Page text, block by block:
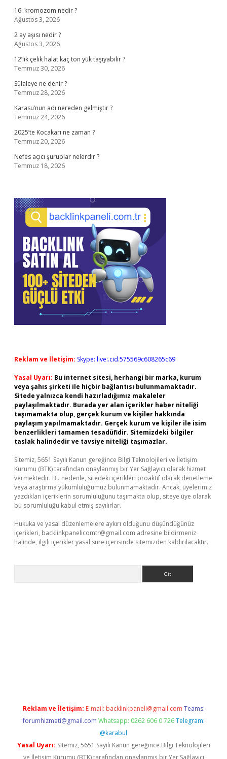
16. kromozom nedir ?
Ağustos 3, 2026
2 ay aşısı nedir ?
Ağustos 3, 2026
12’lik çelik halat kaç ton yük taşıyabilir ?
Temmuz 30, 2026
Sülaleye ne denir ?
Temmuz 28, 2026
Karasu’nun adı nereden gelmiştir ?
Temmuz 24, 2026
2025’te Kocakarı ne zaman ?
Temmuz 20, 2026
Nefes açıcı şuruplar nelerdir ?
Temmuz 18, 2026
Reklam ve İletişim: Skype: live:.cid.575569c608265c69
Yasal Uyarı: Bu internet sitesi, herhangi bir marka, kurum
veya şahıs şirketi ile hiçbir bağlantısı bulunmamaktadır.
Sitede yalnızca kendi hazırladığımız makaleler
paylaşılmaktadır. Burada yer alan içerikler haber niteliği
taşımamakta olup, gerçek kurum ve kişiler hakkında
paylaşım yapılmamaktadır. Gerçek kurum ve kişiler ile isim
benzerlikleri tamamen tesadüfidir. Sitemizdeki bilgiler
taslak halindedir ve tavsiye niteliği taşımazlar.
Sitemiz, 5651 Sayılı Kanun gereğince Bilgi Teknolojileri ve İletişim
Kurumu (BTK) tarafından onaylanmış bir Yer Sağlayıcı olarak hizmet
vermektedir. Bu nedenle, sitedeki içerikleri proaktif olarak denetleme
veya araştırma yükümlülüğümüz bulunmamaktadır. Ancak, üyelerimiz
yazdıkları içeriklerin sorumluluğunu taşımakta olup, siteye üye olarak
bu sorumluluğu kabul etmiş sayılırlar.
Hukuka ve yasal düzenlemelere aykırı olduğunu düşündüğünüz
içerikleri, backlinkpanelicomtr@gmail.com adresine bildirmeniz
halinde, ilgili içerikler yasal süre içerisinde sitemizden kaldırılacaktır.
Reklam ve İletişim: E-mail: backlinkpaneli@gmail.com Teams:
forumhizmeti@gmail.com Whatsapp: 0262 606 0 726 Telegram:
@karabul
Yasal Uyarı: Sitemiz, 5651 Sayılı Kanun gereğince Bilgi Teknolojileri
ve İletişim Kurumu (BTK) tarafından onaylanmış bir Yer Sağlayıcı